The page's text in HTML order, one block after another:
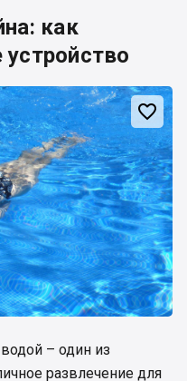
как

– один из
развлечение для